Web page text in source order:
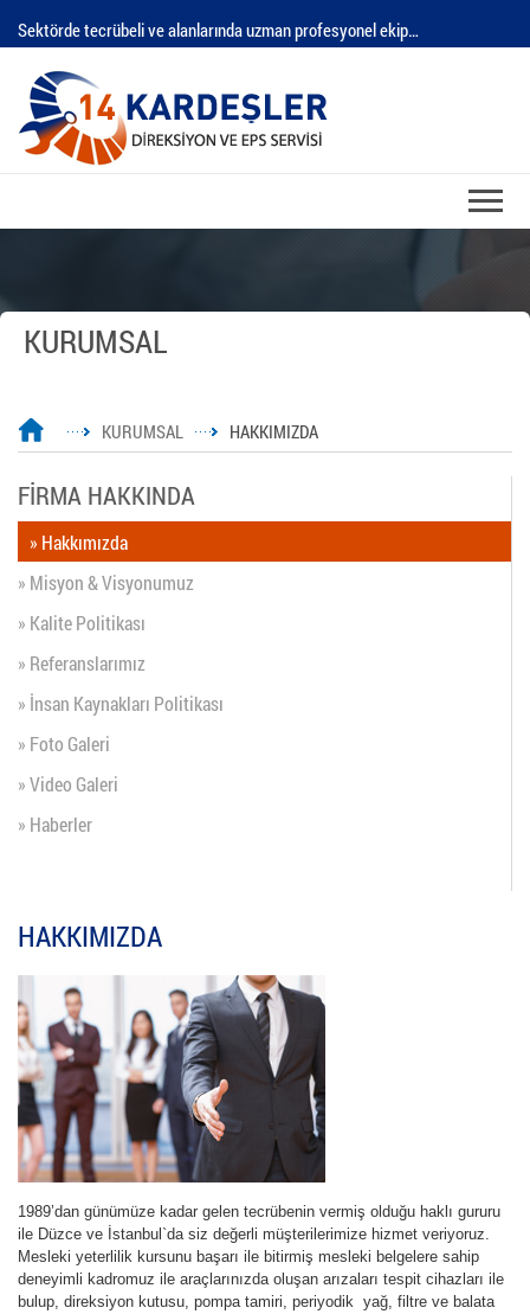
Sektörde tecrübeli ve alanlarında uzman profesyonel ekip…
KURUMSAL
KURUMSAL HAKKIMIZDA
FİRMA HAKKINDA
» Hakkımızda
» Misyon & Visyonumuz
» Kalite Politikası
» Referanslarımız
» İnsan Kaynakları Politikası
» Foto Galeri
» Video Galeri
» Haberler
HAKKIMIZDA
1989’dan günümüze kadar gelen tecrübenin vermiş olduğu haklı gururu
ile Düzce ve İstanbul`da siz değerli müşterilerimize hizmet veriyoruz.
Mesleki yeterlilik kursunu başarı ile bitirmiş mesleki belgelere sahip
deneyimli kadromuz ile araçlarınızda oluşan arızaları tespit cihazları ile
bulup, direksiyon kutusu, pompa tamiri, periyodik yağ, filtre ve balata